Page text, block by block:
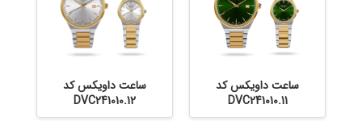
ساعت داویکس کد
DVC241010.11
ساعت داویکس کد
DVC241010.12